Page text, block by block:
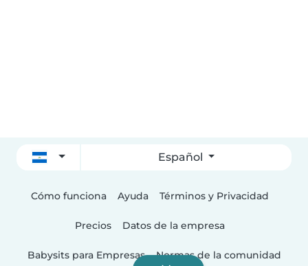
Español
Cómo funciona Ayuda Términos y Privacidad
Precios Datos de la empresa
Babysits para Empresas Normas de la comunidad